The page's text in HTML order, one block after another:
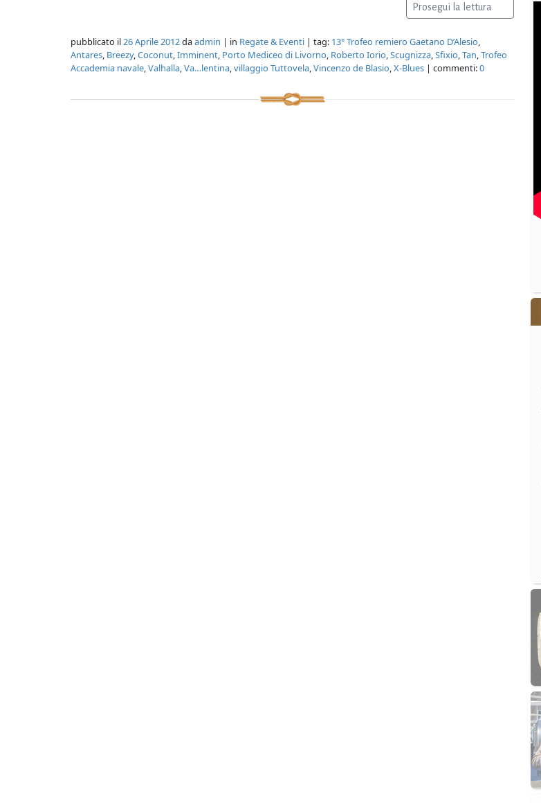
Prosegui la lettura
pubblicato il26 Aprile 2012daadmin | in Regate & Eventi | tag: 13° Trofeo remiero Gaetano D’Alesio,
Antares, Breezy,Coconut,Imminent, Porto Mediceo di Livorno, Roberto Iorio,Scugnizza,Sfixio,Tan,Trofeo
Accademia navale,Valhalla,Va…lentina,villaggio Tuttovela,Vincenzo de Blasio,X-Blues | commenti:0